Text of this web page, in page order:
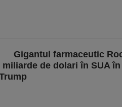
Gigantul farmaceutic
miliarde de dolari în SUA